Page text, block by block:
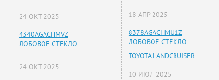
24 ОКТ 2025
4340AGACHMVZ
ЛОБОВОЕ СТЕКЛО
24 ОКТ 2025
18 АПР 2025
8378AGACHMU1Z
ЛОБОВОЕ СТЕКЛО
TOYOTA LANDCRUISER
10 ИЮЛ 2025